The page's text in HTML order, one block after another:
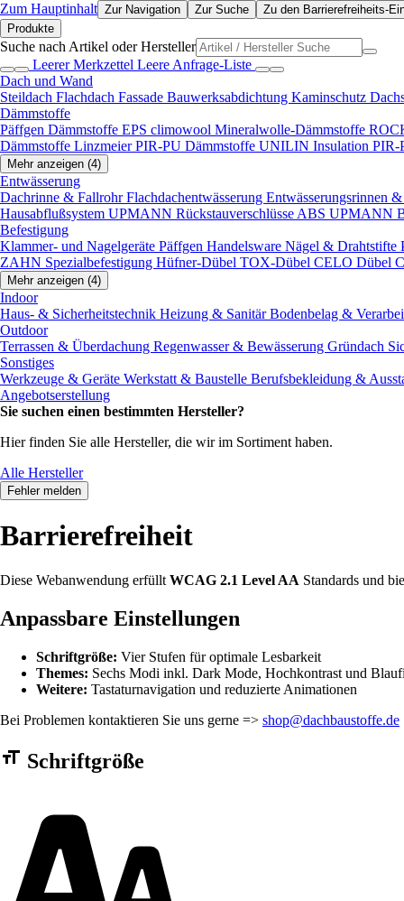
Zum Hauptinhalt Zur Navigation Zur Suche
Zu den Barrierefreiheits-
Produkte
Suche nach Artikel oder Hersteller
Leerer Merkzettel Leere Anfrage-Liste
Dach und Wand
Steildach Flachdach Fassade Bauwerksabdichtung Kaminschutz
Dämmstoffe
Päffgen Dämmstoffe EPS climowool Mineralwolle-Dämmstoffe
Dämmstoffe Linzmeier PIR-PU Dämmstoffe UNILIN Insulation PIR-
Mehr anzeigen (4)
Entwässerung
Dachrinne & FallrohrFlachdachentwässerung Entwässerungsrinnen
Hausabflußsystem UPMANN Rückstauverschlüsse ABS UPMANN
Befestigung
Klammer- und Nagelgeräte Päffgen Handelsware Nägel & Drahtstifte
ZAHN Spezialbefestigung Hüfner-Dübel TOX-Dübel CELO Dübel
Mehr anzeigen (4)
Indoor
Haus- & Sicherheitstechnik Heizung & SanitärBodenbelag &
Outdoor
Terrassen & Überdachung Regenwasser & Bewässerung Gründach
Sonstiges
Werkzeuge & Geräte Werkstatt & Baustelle Berufsbekleidung &
Angebotserstellung
Sie suchen einen bestimmten Hersteller?
Hier finden Sie alle Hersteller, die wir im Sortiment haben.
Alle Hersteller
Fehler melden
Barrierefreiheit
Diese Webanwendung erfüllt WCAG 2.1 Level AA Standards und
Anpassbare Einstellungen
Schriftgröße: Vier Stufen für optimale Lesbarkeit
Themes: Sechs Modi inkl. Dark Mode, Hochkontrast und
Weitere: Tastaturnavigation und reduzierte Animationen
Bei Problemen kontaktieren Sie uns gerne => shop@dachbaustoffe.de
Barrierefreiheit Einstellungen Formular
Schriftgröße